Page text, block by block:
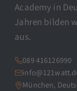
Academy in
Jahren bilden
aus.
089 416126990
München,